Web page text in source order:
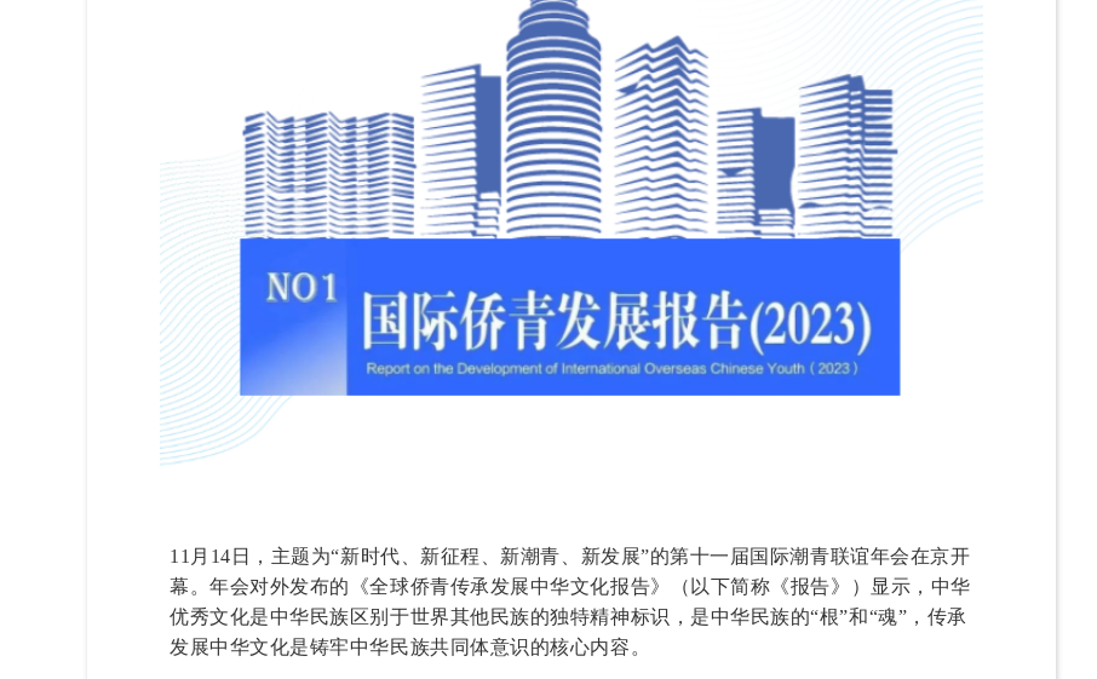
11月14日，主题为“新时代、新征程、新潮青、新发展”的第十一届国际潮青联谊年会在京开
幕。年会对外发布的《全球侨青传承发展中华文化报告》（以下简称《报告》）显示，中华
优秀文化是中华民族区别于世界其他民族的独特精神标识，是中华民族的“根”和“魂”，传承
发展中华文化是铸牢中华民族共同体意识的核心内容。